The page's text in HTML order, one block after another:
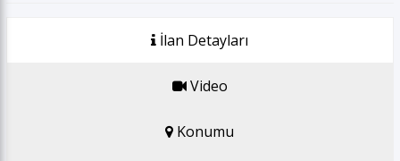
İlan Detayları
Video
Konumu